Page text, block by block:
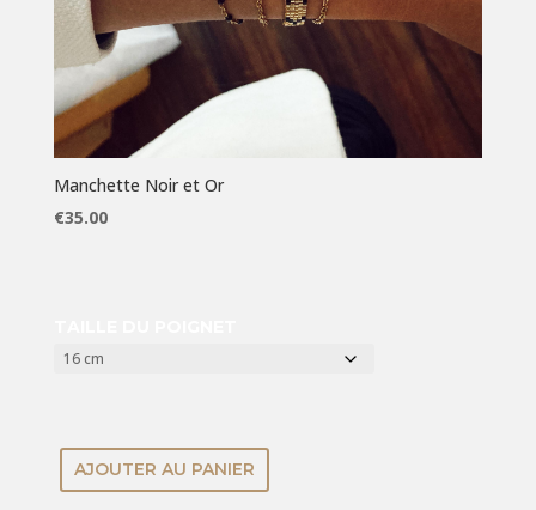
Manchette Noir et Or
€35.00
AJOUTER AU PANIER